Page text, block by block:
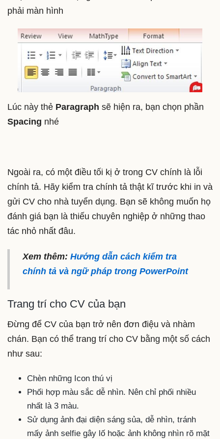
phải màn hình
Lúc này thẻ Paragraph sẽ hiện ra, bạn chọn phần
Spacing nhé
Ngoài ra, có một điều tối kị ở trong CV chính là lỗi
chính tả. Hãy kiểm tra chính tả thật kĩ trước khi in và
gửi CV cho nhà tuyển dụng. Bạn sẽ không muốn họ
đánh giá bạn là thiếu chuyên nghiệp ở những thao
tác nhỏ nhất đâu.
Xem thêm: Hướng dẫn cách kiểm tra
chính tả và ngữ pháp trong PowerPoint
Trang trí cho CV của bạn
Đừng để CV của bạn trở nên đơn điệu và nhàm
chán. Bạn có thể trang trí cho CV bằng một số cách
như sau:
Chèn những Icon thú vị
Phối hợp màu sắc dễ nhìn. Nên chỉ phối nhiều
nhất là 3 màu.
Sử dụng ảnh đại diện sáng sủa, dễ nhìn, tránh
mấy ảnh selfie gây lố hoặc ảnh không nhìn rõ mặt